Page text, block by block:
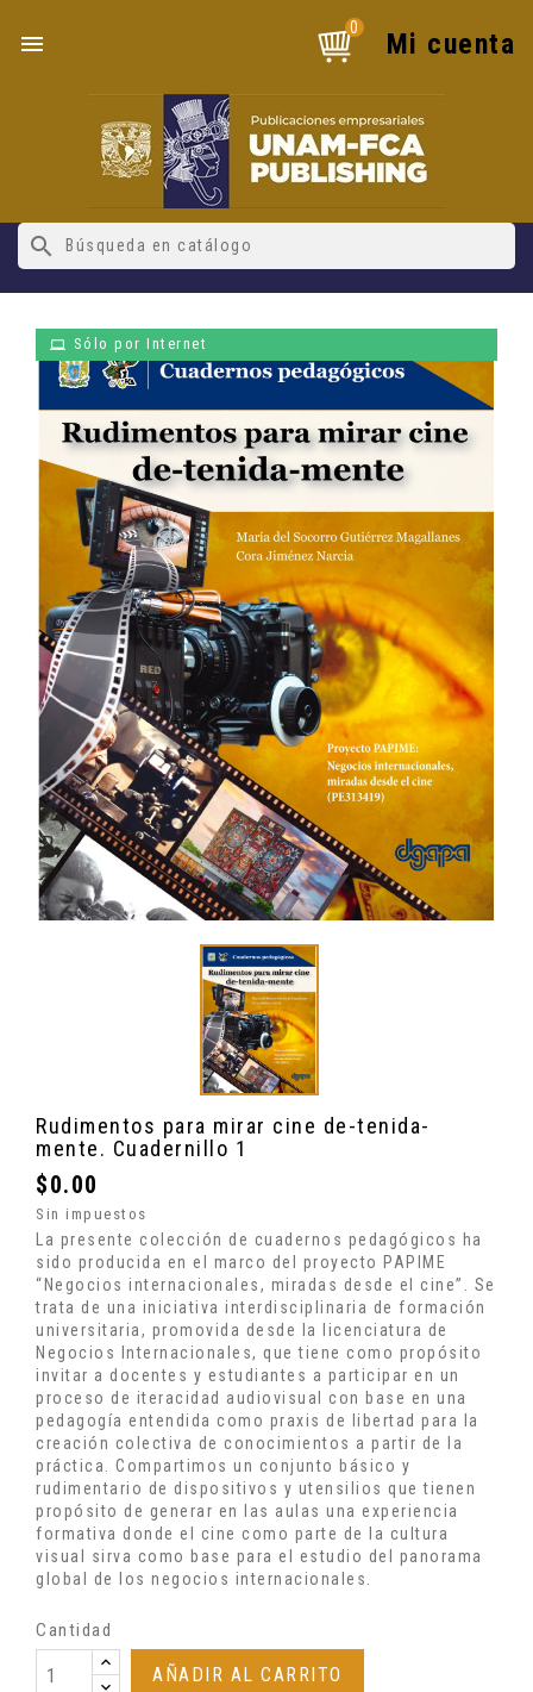
 Mi cuenta
0
search
Sólo por Internet
Rudimentos para mirar cine de-tenida-
mente. Cuadernillo 1
$0.00
Sin impuestos
La presente colección de cuadernos pedagógicos ha
sido producida en el marco del proyecto PAPIME
“Negocios internacionales, miradas desde el cine”. Se
trata de una iniciativa interdisciplinaria de formación
universitaria, promovida desde la licenciatura de
Negocios Internacionales, que tiene como propósito
invitar a docentes y estudiantes a participar en un
proceso de iteracidad audiovisual con base en una
pedagogía entendida como praxis de libertad para la
creación colectiva de conocimientos a partir de la
práctica. Compartimos un conjunto básico y
rudimentario de dispositivos y utensilios que tienen
propósito de generar en las aulas una experiencia
formativa donde el cine como parte de la cultura
visual sirva como base para el estudio del panorama
global de los negocios internacionales.
Cantidad
AÑADIR AL CARRITO